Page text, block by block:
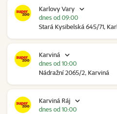
Karlovy Vary
Stará Kysibelská 645/71,
dnes od 09:00
Karviná
Nádražní 2065/2, Karviná
dnes od 10:00
Karviná Ráj
dnes od 10:00